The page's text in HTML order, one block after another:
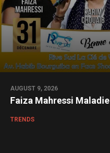
AUGUST 9, 2026
Faiza Mahressi Maladie
TRENDS